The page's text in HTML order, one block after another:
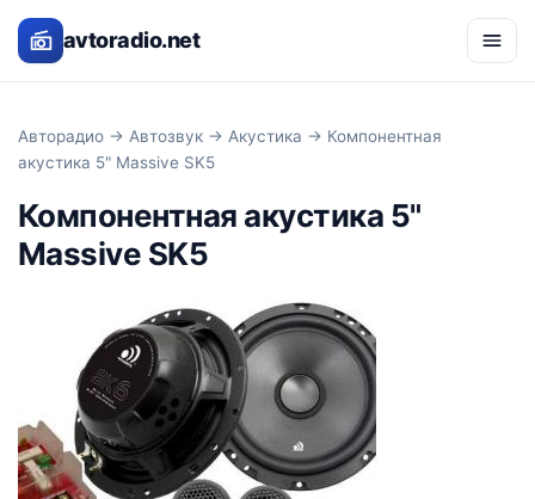
avtoradio.net
Авторадио → Автозвук → Акустика → Компонентная
акустика 5" Massive SK5
Компонентная акустика 5"
Massive SK5